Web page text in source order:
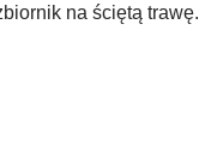
na ściętą trawę.